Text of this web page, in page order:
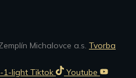
Michalovce a.s. Tvorba
1-light Tiktok Youtube